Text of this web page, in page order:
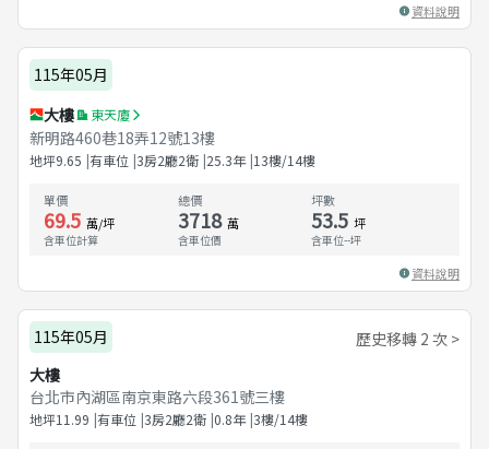
資料說明
115年05月
大樓
東天廈
新明路460巷18弄12號13樓
地坪9.65 有車位 3房2廳2衛 25.3年 13樓/14樓
單價
69.5 萬/坪
含車位計算
總價
3718 萬
含車位價
坪數
53.5 坪
含車位--坪
資料說明
115年05月
歷史移轉 2 次 >
大樓
台北市內湖區南京東路六段361號三樓
地坪11.99 有車位 3房2廳2衛 0.8年 3樓/14樓